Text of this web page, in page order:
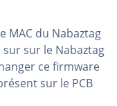
MAC du Nabaztag
sur le Nabaztag
ce firmware
sur le PCB